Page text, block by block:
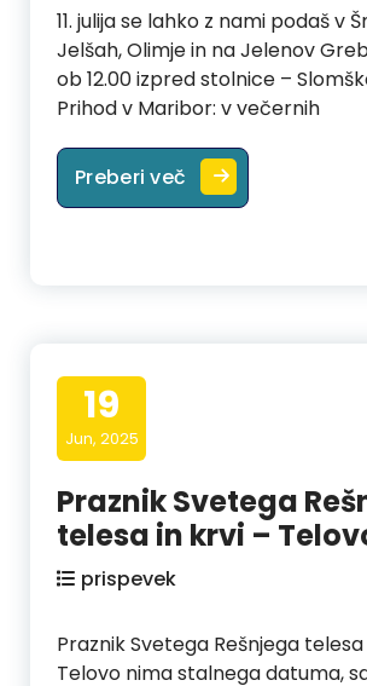
11. julija se lahko z nami podaš v
Jelšah, Olimje in na Jelenov
ob 12.00 izpred stolnice –
Prihod v Maribor: v večernih
Preberi več Zaključni UNIZUP
19
Jun, 2025
Praznik Svetega
telesa in krvi –
prispevek
Praznik Svetega Rešnjega
Telovo nima stalnega datuma,